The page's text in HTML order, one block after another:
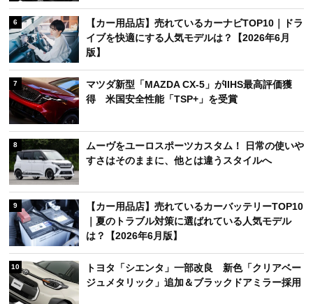
6
【カー用品店】売れているカーナビTOP10｜ドラ
イブを快適にする人気モデルは？【2026年6月
版】
7
マツダ新型「MAZDA CX-5」がIIHS最高評価獲
得 米国安全性能「TSP+」を受賞
8
ムーヴをユーロスポーツカスタム！ 日常の使いや
すさはそのままに、他とは違うスタイルへ
9
【カー用品店】売れているカーバッテリーTOP10
｜夏のトラブル対策に選ばれている人気モデル
は？【2026年6月版】
10
トヨタ「シエンタ」一部改良 新色「クリアベー
ジュメタリック」追加＆ブラックドアミラー採用